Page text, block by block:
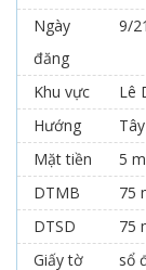
Ngày
đăng
9/
Khu vực
Lê
Hướng
Mặt tiền
5 m
DTMB
75
DTSD 75
Giấy tờ
sổ